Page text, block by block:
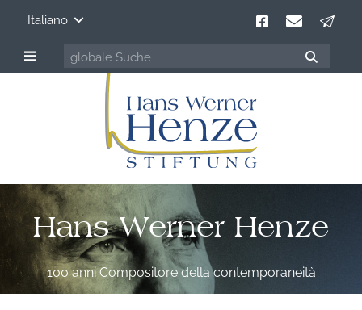
Italiano
Hans Werner Henze
100 anni Compositore della contemporaneità